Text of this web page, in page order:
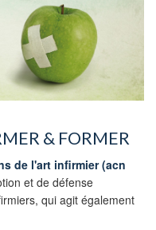
& FORMER
de l'art infirmier (acn
et de défense
qui agit également